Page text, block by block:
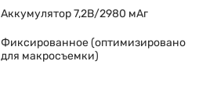
Аккумулятор 7,2В/2980 мАг
Фиксированное (оптимизировано
для макросъемки)